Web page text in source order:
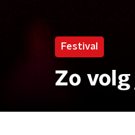
Festival
Zo volg